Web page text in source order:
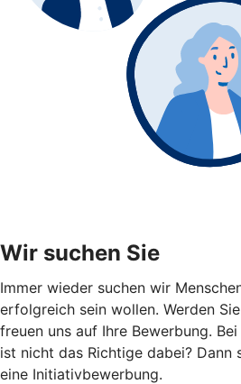
Wir suchen Sie
Immer wieder suchen wir
erfolgreich sein wollen. Werden
freuen uns auf Ihre Bewerbung.
ist nicht das Richtige dabei? Dann
eine Initiativbewerbung.